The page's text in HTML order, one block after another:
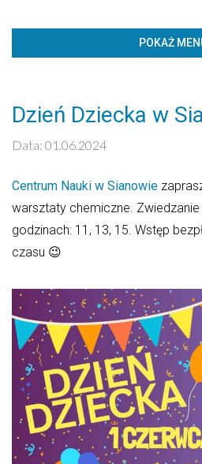
Dzień Dziecka w
Data: 01.06.2024
Centrum Nauki w Sianowie
warsztaty chemiczne.
godzinach: 11, 13, 15. Wstęp
czasu 😉
POKAŻ
Kaledarz
PN WT ŚR CZW
3
10 11 12 13
17 18 19 20
24 25 26 27
31
NADCHODZĄCE